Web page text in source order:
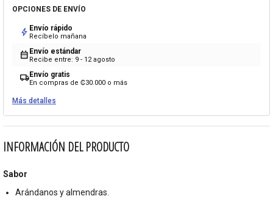
OPCIONES DE ENVÍO
bolt Envío rápido
Recíbelo mañana
calendar_month Envío estándar
Recibe entre: 9 - 12 agosto
local_shippingEnvío gratis
En compras de ₡30.000 o más
Más detalles
INFORMACIÓN DEL PRODUCTO
Sabor
Arándanos y almendras.